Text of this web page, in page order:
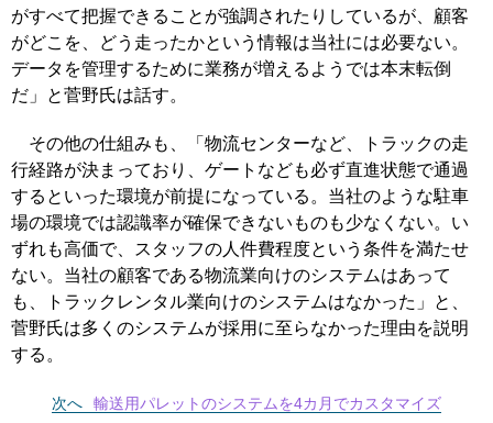
がすべて把握できることが強調されたりしているが、顧客
がどこを、どう走ったかという情報は当社には必要ない。
データを管理するために業務が増えるようでは本末転倒
だ」と菅野氏は話す。
その他の仕組みも、「物流センターなど、トラックの走
行経路が決まっており、ゲートなども必ず直進状態で通過
するといった環境が前提になっている。当社のような駐車
場の環境では認識率が確保できないものも少なくない。い
ずれも高価で、スタッフの人件費程度という条件を満たせ
ない。当社の顧客である物流業向けのシステムはあって
も、トラックレンタル業向けのシステムはなかった」と、
菅野氏は多くのシステムが採用に至らなかった理由を説明
する。
次へ 輸送用パレットのシステムを4カ月でカスタマイズ